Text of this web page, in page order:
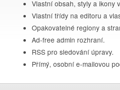
Vlastní obsah, styly a ikony
Vlastní třídy na editoru a
Opakovatelné regiony a
Ad-free admin rozhraní.
RSS pro sledování úpravy.
Přímý, osobní e-mailovou